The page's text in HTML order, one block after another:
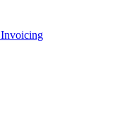
Invoicing